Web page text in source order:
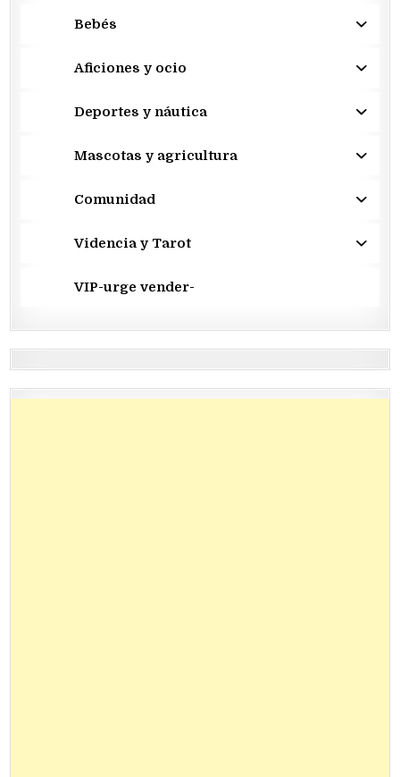
Bebés
Aficiones y ocio
Deportes y náutica
Mascotas y agricultura
Comunidad
Videncia y Tarot
VIP-urge vender-